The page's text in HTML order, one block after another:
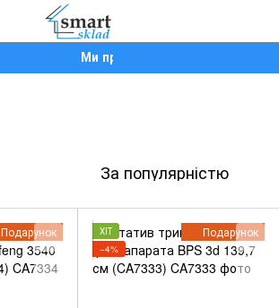
Ми працюємо!
За популярністю
Подарунок Подарунок
ХІТ
−4%